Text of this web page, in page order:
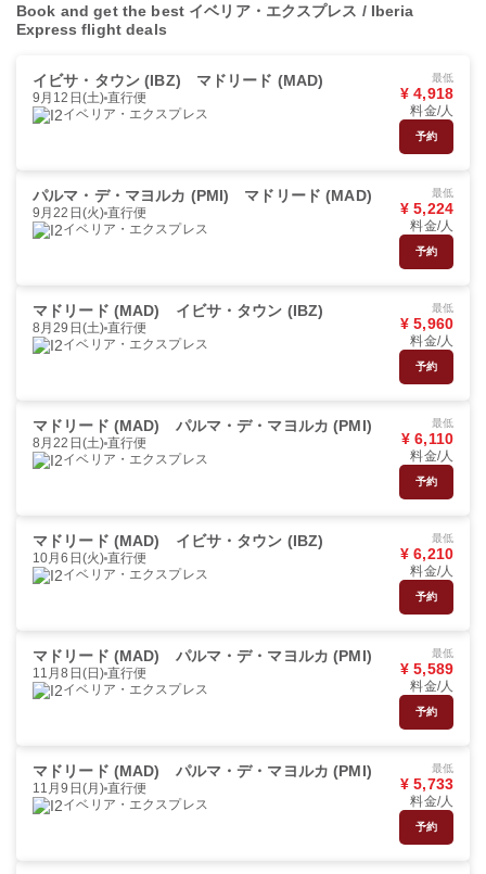
Book and get the best イベリア・エクスプレス / Iberia
Express flight deals
イビサ・タウン (IBZ) マドリード (MAD)
9月12日(土) 直行便
イベリア・エクスプレス
最低
¥ 4,918
料金/人
予約
パルマ・デ・マヨルカ (PMI) マドリード (MAD)
9月22日(火) 直行便
イベリア・エクスプレス
最低
¥ 5,224
料金/人
予約
マドリード (MAD) イビサ・タウン (IBZ)
8月29日(土) 直行便
イベリア・エクスプレス
最低
¥ 5,960
料金/人
予約
マドリード (MAD) パルマ・デ・マヨルカ (PMI)
8月22日(土) 直行便
イベリア・エクスプレス
最低
¥ 6,110
料金/人
予約
マドリード (MAD) イビサ・タウン (IBZ)
10月6日(火) 直行便
イベリア・エクスプレス
最低
¥ 6,210
料金/人
予約
マドリード (MAD) パルマ・デ・マヨルカ (PMI)
11月8日(日) 直行便
イベリア・エクスプレス
最低
¥ 5,589
料金/人
予約
マドリード (MAD) パルマ・デ・マヨルカ (PMI)
11月9日(月) 直行便
イベリア・エクスプレス
最低
¥ 5,733
料金/人
予約